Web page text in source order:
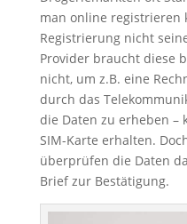
man online registrieren
Registrierung nicht
Provider braucht diese
nicht, um z.B. eine
durch das
die Daten zu erheben –
SIM-Karte erhalten.
überprüfen die Daten
Brief zur Bestätigung.